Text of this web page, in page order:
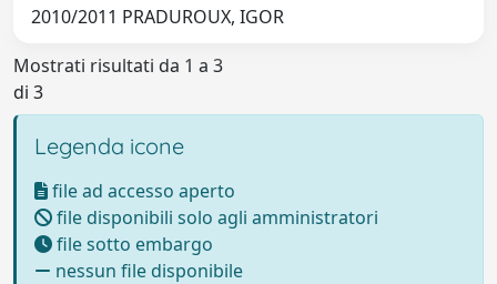
2010/2011 PRADUROUX, IGOR
Mostrati risultati da 1 a 3
di 3
Legenda icone
file ad accesso aperto
file disponibili solo agli amministratori
file sotto embargo
nessun file disponibile